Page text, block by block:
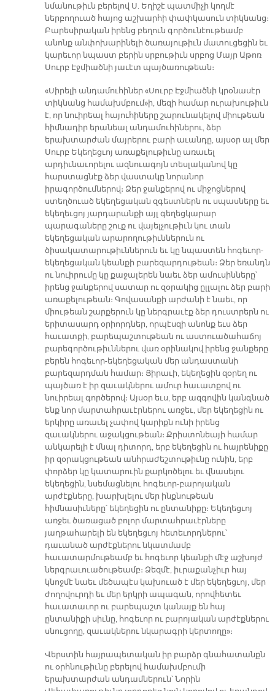
նմանութիւն բերելով Ս. Եղիշէ պատմիչի կողմէ
ներբողուած հայոց աշխարհի փափկասուն տիկնանց։
Բարեսիրական իրենց բեղուն գործունէութեամբ
անոնք անփոխարինելի ծառայութիւն մատուցեցին եւ
կարեւոր նպաստ բերին սրբութիւն սրբոց Մայր Աթոռ
Սուրբ Էջմիածնի յաւէտ պայծառութեան։
«Սիրելի անդամուհիներ «Սուրբ Էջմիածնի կրօնասէր
տիկնանց համախմբում»ի, մեզի համար ուրախութիւն
է, որ նուիրեալ հայուհիները շարունակելով միութեան
հիմնադիր երանեալ անդամուհիներու, ձեր
երախտարժան մայրերու բարի աւանդը, այսօր ալ մեր
Սուրբ Եկեղեցւոյ առաքելութիւնը առաւել
արդիւնաւորելու ազնուագոյն տեսլականով կը
հարստացնէք ձեր վաստակը նորանոր
իրագործումներով։ Ձեր ջանքերով ու միջոցներով
ստեղծուած եկեղեցական զգեստներն ու սպասները եւ
եկեղեւցոյ յարդարանքի այլ գեղեցկարար
պարագաները շուք ու վայելչութիւն կու տան
եկեղեցական արարողութիւններուն ու
ծիսակատարութիւններուն եւ կը նպաստեն հոգեւոր-
եկեղեցական կեանքի բարեզարդութեան։ Ձեր եռանդն
ու նուիրումը կը քաջալերեն նաեւ ձեր ամուսինները՝
իրենց ջանքերով սատար ու զօրակից ըլլալու ձեր բարի
առաքելութեան։ Գովասանքի արժանի է նաեւ, որ
միութեան շարքերուն կը ներգրաւէք ձեր դուստրերն ու
երիտասարդ օրիորդներ, որպէսզի անոնք եւս ձեր
հաւատքի, բարեպաշտութեան ու աստուածահաճոյ
բարեգործութիւններու վառ օրինակով իրենց ջանքերը
բերեն հոգեւոր-եկեղեցական մեր անդաստանի
բարեզարդման համար։ Յիրաւի, եկեղեցին զօրեղ ու
պայծառ է իր զաւակներու ամուր հաւատքով ու
նուիրեալ գործերով։ Այսօր եւս, երբ ազգովին կանգնած
ենք նոր մարտահրաւէրներու առջեւ, մեր եկեղեցին ու
երկիրը առաւել չափով կարիքն ունի իրենց
զաւակներու աջակցութեան։ Քրիստոնեայի համար
անկարելի է մնալ դիտորդ, երբ եկեղեցին ու հայրենիքը
իր զօրակցութեան անհրաժեշտութիւնը ունին, երբ
փորձեր կը կատարուին քարկոծելու եւ վնասելու
եկեղեցին, նսեմացնելու հոգեւոր-բարոյական
արժէքները, խարխլելու մեր ինքնութեան
հիմնասիւները՝ եկեղեցին ու ընտանիքը։ Եկեղեցւոյ
առջեւ ծառացած բոլոր մարտահրաւէրները
յաղթահարելի են եկեղեցւոյ հետեւորդներու՝
դաւանած արժէքներու նկատմամբ
հաւատարմութեամբ եւ հոգեւոր կեանքի մէջ աշխոյժ
ներգրաւուածութեամբ։ Ձեզմէ, իւրաքանչիւր հայ
կնոջմէ նաեւ մեծապէս կախուած է մեր եկեղեցւոյ, մեր
ժողովուրդի եւ մեր երկրի ապագան, որովհետեւ
հաւատաւոր ու բարեպաշտ կանայք են հայ
ընտանիքի սիւնը, հոգեւոր ու բարոյական արժէքներու
սնուցողը, զաւակներու նկարագրի կերտողը»։
Վերստին հայրապետական իր բարձր գնահատանքն
ու օրհնութիւնը բերելով համախմբումի
երախտարժան անդամներուն՝ Նորին